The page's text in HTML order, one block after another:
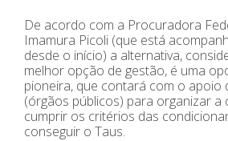
De acordo com a Procuradora
Imamura Picoli (que está
desde o início) a alternativa,
melhor opção de gestão, é uma
pioneira, que contará com o apoio
(órgãos públicos) para organizar a
cumprir os critérios das
conseguir o Taus.